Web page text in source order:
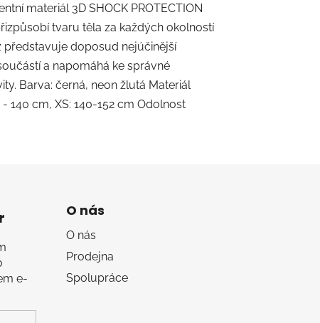
materiál 3D SHOCK PROTECTION
tvaru těla za každých okolností
představuje doposud nejúčinější
a napomáhá ke správné
Barva: černá, neon žlutá Materiál
140 cm, XS: 140-152 cm Odolnost
e-
O nás
O nás
Prodejna
Spolupráce